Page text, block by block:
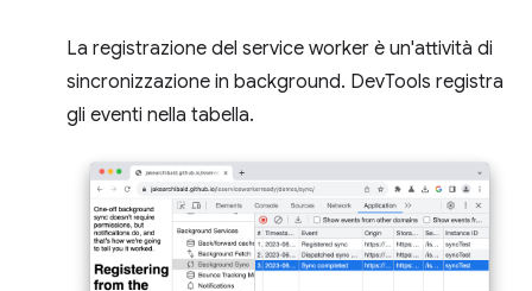
La registrazione del service worker è un'attività di
sincronizzazione in background. DevTools registra
gli eventi nella tabella.